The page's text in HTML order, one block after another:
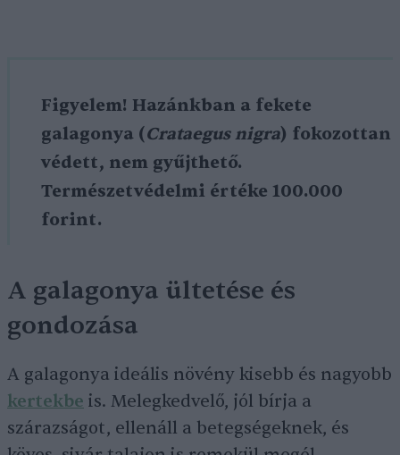
Figyelem! Hazánkban a fekete
galagonya (Crataegus nigra) fokozottan
védett, nem gyűjthető.
Természetvédelmi értéke 100.000
forint.
A galagonya ültetése és
gondozása
A galagonya ideális növény kisebb és nagyobb
kertekbe is. Melegkedvelő, jól bírja a
szárazságot, ellenáll a betegségeknek, és